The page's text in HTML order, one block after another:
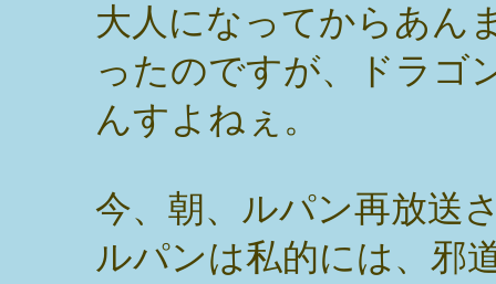
大人になってからあん
ったのですが、ドラゴ
んすよねぇ。
今、朝、ルパン再放送
ルパンは私的には、邪